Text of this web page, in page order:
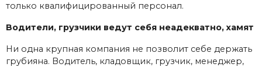
только квалифицированный персонал.
Водители, грузчики ведут себя неадекватно, хамят
Ни одна крупная компания не позволит себе держать
грубияна. Водитель, кладовщик, грузчик, менеджер,